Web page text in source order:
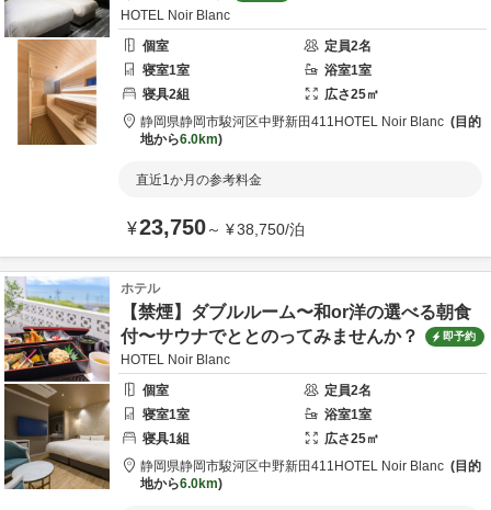
HOTEL Noir Blanc
個室
定員2名
寝室1室 浴室1室
寝具2組 広さ25㎡
静岡県静岡市駿河区中野新田411 HOTEL Noir Blanc
目的
地から6.0km
直近1か月の参考料金
¥23,750～ ¥38,750/泊
ホテル
【禁煙】ダブルルーム〜和or洋の選べる朝食
付〜サウナでととのってみませんか？
即予約
HOTEL Noir Blanc
個室
定員2名
寝室1室 浴室1室
寝具1組 広さ25㎡
静岡県静岡市駿河区中野新田411 HOTEL Noir Blanc
目的
地から6.0km